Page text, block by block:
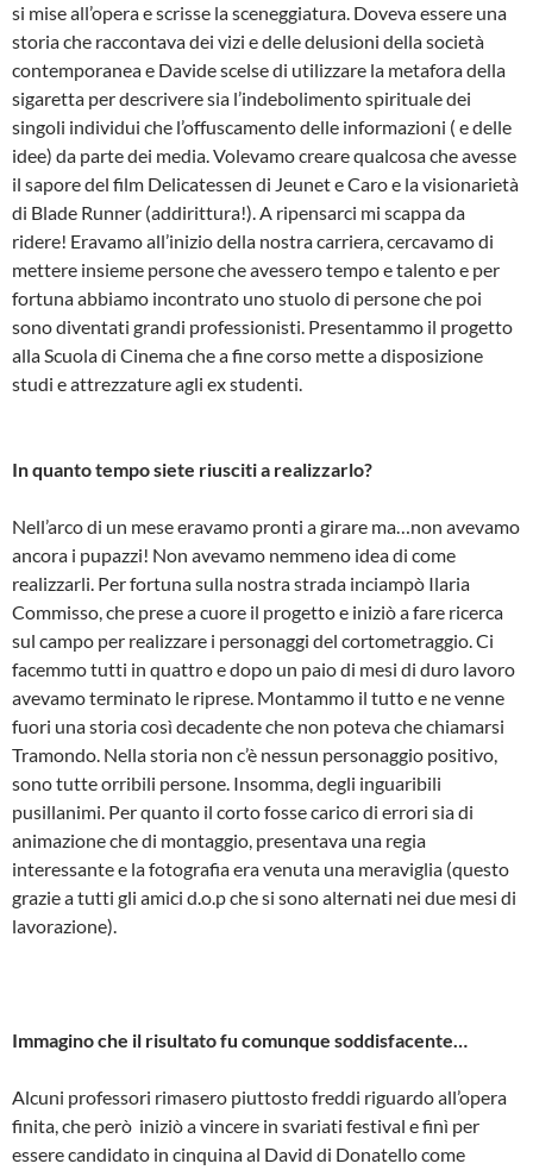
si mise all’opera e scrisse la sceneggiatura. Doveva essere una
storia che raccontava dei vizi e delle delusioni della società
contemporanea e Davide scelse di utilizzare la metafora della
sigaretta per descrivere sia l’indebolimento spirituale dei
singoli individui che l’offuscamento delle informazioni ( e delle
idee) da parte dei media. Volevamo creare qualcosa che avesse
il sapore del film Delicatessen di Jeunet e Caro e la visionarietà
di Blade Runner (addirittura!). A ripensarci mi scappa da
ridere! Eravamo all’inizio della nostra carriera, cercavamo di
mettere insieme persone che avessero tempo e talento e per
fortuna abbiamo incontrato uno stuolo di persone che poi
sono diventati grandi professionisti. Presentammo il progetto
alla Scuola di Cinema che a fine corso mette a disposizione
studi e attrezzature agli ex studenti.
In quanto tempo siete riusciti a realizzarlo?
Nell’arco di un mese eravamo pronti a girare ma…non avevamo
ancora i pupazzi! Non avevamo nemmeno idea di come
realizzarli. Per fortuna sulla nostra strada inciampò Ilaria
Commisso, che prese a cuore il progetto e iniziò a fare ricerca
sul campo per realizzare i personaggi del cortometraggio. Ci
facemmo tutti in quattro e dopo un paio di mesi di duro lavoro
avevamo terminato le riprese. Montammo il tutto e ne venne
fuori una storia così decadente che non poteva che chiamarsi
Tramondo. Nella storia non c’è nessun personaggio positivo,
sono tutte orribili persone. Insomma, degli inguaribili
pusillanimi. Per quanto il corto fosse carico di errori sia di
animazione che di montaggio, presentava una regia
interessante e la fotografia era venuta una meraviglia (questo
grazie a tutti gli amici d.o.p che si sono alternati nei due mesi di
lavorazione).
Immagino che il risultato fu comunque soddisfacente…
Alcuni professori rimasero piuttosto freddi riguardo all’opera
finita, che però iniziò a vincere in svariati festival e finì per
essere candidato in cinquina al David di Donatello come